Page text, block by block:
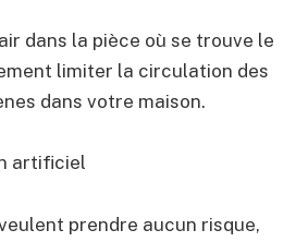
dans la pièce où se trouve le
limiter la circulation des
dans votre maison.
artificiel
prendre aucun risque,